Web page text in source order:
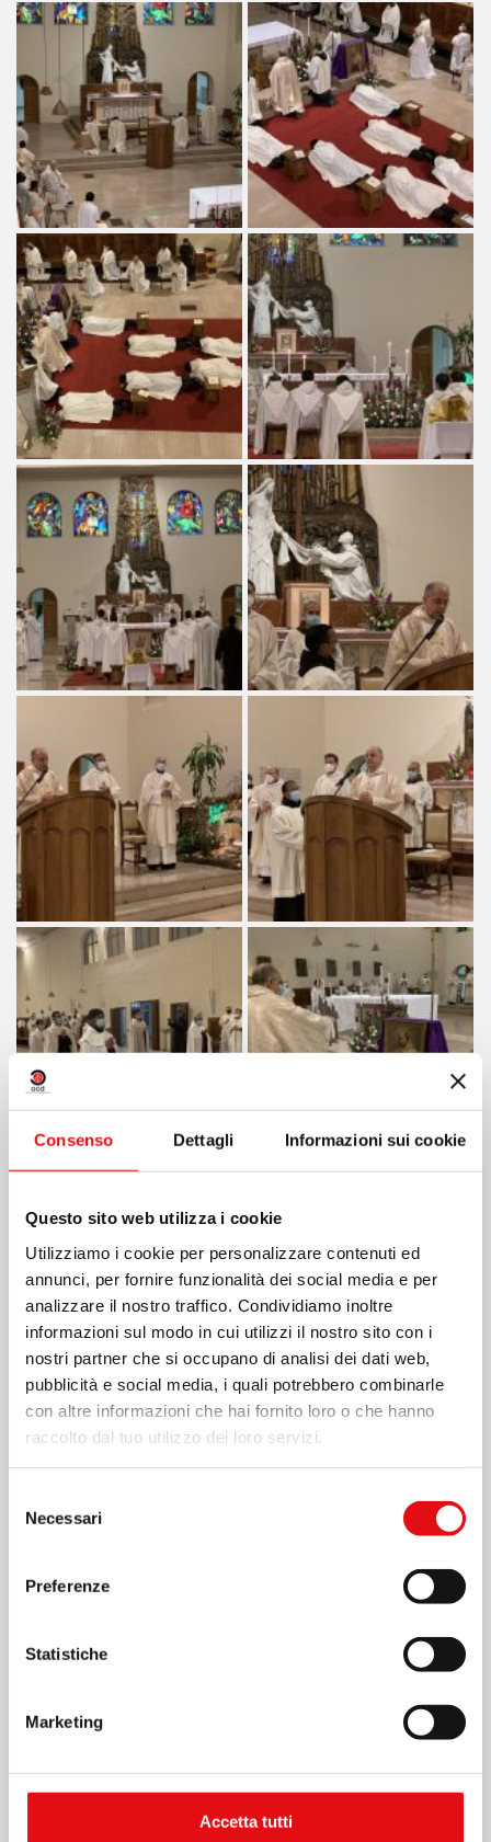
Consenso Dettagli Informazioni sui cookie
Questo sito web utilizza i cookie
Utilizziamo i cookie per personalizzare contenuti ed
annunci, per fornire funzionalità dei social media e per
analizzare il nostro traffico. Condividiamo inoltre
informazioni sul modo in cui utilizzi il nostro sito con i
nostri partner che si occupano di analisi dei dati web,
pubblicità e social media, i quali potrebbero combinarle
con altre informazioni che hai fornito loro o che hanno
raccolto dal tuo utilizzo dei loro servizi.
delNecessari
Preferenze
Statistiche
Marketing
Accetta tutti